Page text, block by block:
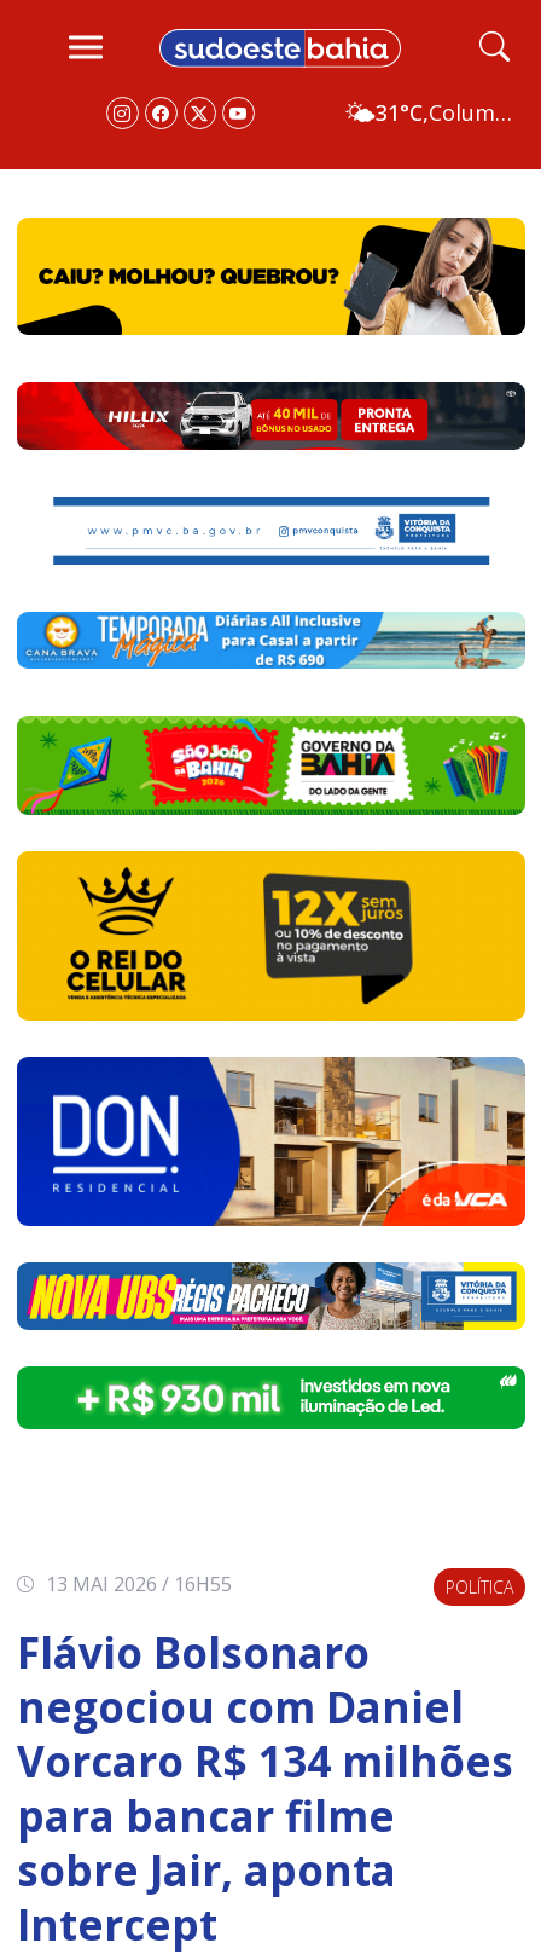
🌤️31°C, Columbus
13 MAI 2026 / 16H55 POLÍTICA
Flávio Bolsonaro
negociou com Daniel
Vorcaro R$ 134 milhões
para bancar filme
sobre Jair, aponta
Intercept